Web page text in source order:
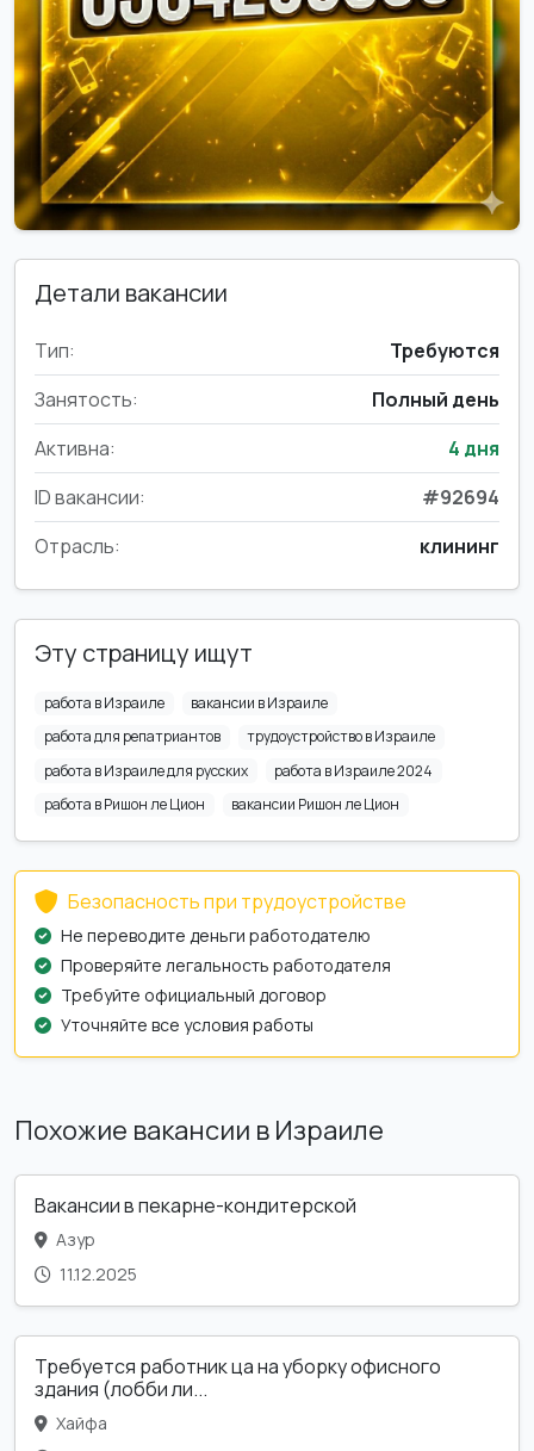
Детали вакансии
Тип:
Требуются
Занятость:
Полный день
Активна:
4 дня
ID вакансии:
#92694
Отрасль:
клининг
Эту страницу ищут
работа в Израиле
вакансии в Израиле
работа для репатриантов
трудоустройство в Израиле
работа в Израиле для русских
работа в Израиле 2024
работа в Ришон ле Цион
вакансии Ришон ле Цион
Безопасность при трудоустройстве
Не переводите деньги работодателю
Проверяйте легальность работодателя
Требуйте официальный договор
Уточняйте все условия работы
Похожие вакансии в Израиле
Вакансии в пекарне-кондитерской
Азур
11.12.2025
Требуется работник ца на уборку офисного
здания (лобби ли...
Хайфа